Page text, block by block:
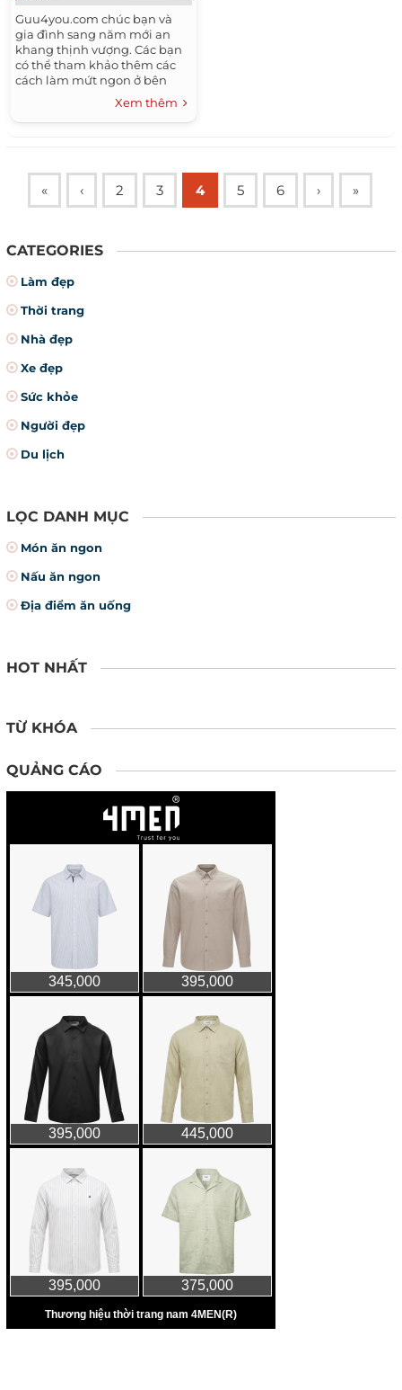
Guu4you.com chúc bạn và
gia đình sang năm mới an
khang thịnh vượng. Các bạn
có thể tham khảo thêm các
cách làm mứt ngon ở bên
Xem thêm
« ‹ 2 3 4 5 6 › »
CATEGORIES
Làm đẹp
Thời trang
Nhà đẹp
Xe đẹp
Sức khỏe
Người đẹp
Du lịch
LỌC DANH MỤC
Món ăn ngon
Nấu ăn ngon
Địa điểm ăn uống
HOT NHẤT
TỪ KHÓA
QUẢNG CÁO